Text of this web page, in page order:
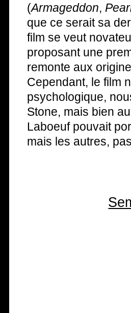
(Armageddon,
que ce serait sa
film se veut
proposant une
remonte aux
Cependant, le film
psychologique,
Stone, mais bien
Laboeuf pouvait
mais les autres,